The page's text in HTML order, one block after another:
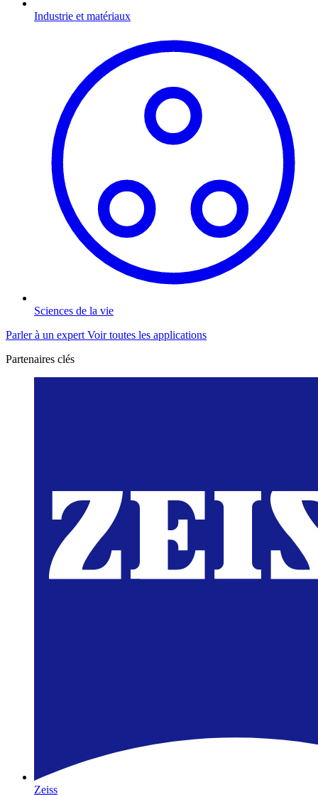
Industrie et matériaux
Sciences de la vie
Parler à un expert Voir toutes les applications
Partenaires clés
Zeiss